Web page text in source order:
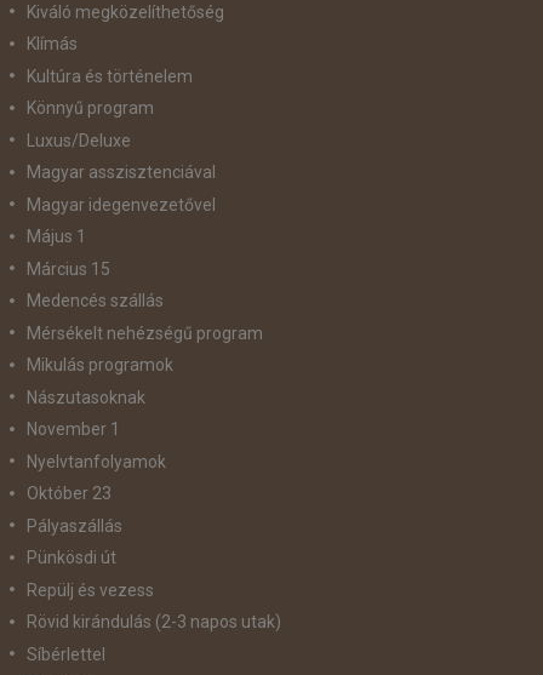
Kiváló megközelíthetőség
Klímás
Kultúra és történelem
Könnyű program
Luxus/Deluxe
Magyar asszisztenciával
Magyar idegenvezetővel
Május 1
Március 15
Medencés szállás
Mérsékelt nehézségű program
Mikulás programok
Nászutasoknak
November 1
Nyelvtanfolyamok
Október 23
Pályaszállás
Pünkösdi út
Repülj és vezess
Rövid kirándulás (2-3 napos utak)
Síbérlettel